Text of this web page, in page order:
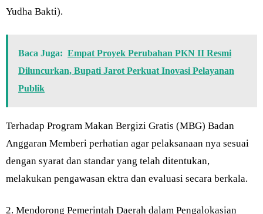
Yudha Bakti).
Baca Juga: Empat Proyek Perubahan PKN II Resmi
Diluncurkan, Bupati Jarot Perkuat Inovasi Pelayanan
Publik
Terhadap Program Makan Bergizi Gratis (MBG) Badan
Anggaran Memberi perhatian agar pelaksanaan nya sesuai
dengan syarat dan standar yang telah ditentukan,
melakukan pengawasan ektra dan evaluasi secara berkala.
2. Mendorong Pemerintah Daerah dalam Pengalokasian